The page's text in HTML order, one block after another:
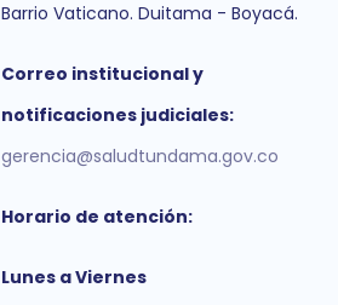
Barrio Vaticano. Duitama - Boyacá.
Correo institucional y
notificaciones judiciales:
gerencia@saludtundama.gov.co
Horario de atención:
Lunes a Viernes